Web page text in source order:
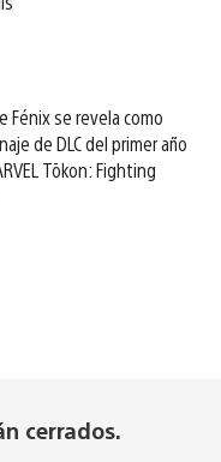
Fénix se revela como
de DLC del primer año
Tōkon: Fighting
cerrados.